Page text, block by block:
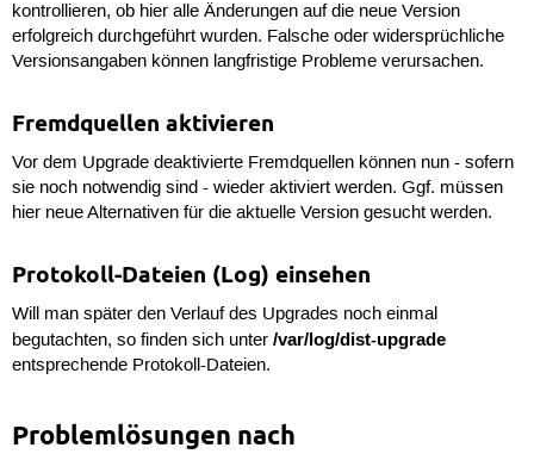
kontrollieren, ob hier alle Änderungen auf die neue Version
erfolgreich durchgeführt wurden. Falsche oder widersprüchliche
Versionsangaben können langfristige Probleme verursachen.
Fremdquellen aktivieren
Vor dem Upgrade deaktivierte Fremdquellen können nun - sofern
sie noch notwendig sind - wieder aktiviert werden. Ggf. müssen
hier neue Alternativen für die aktuelle Version gesucht werden.
Protokoll-Dateien (Log) einsehen
Will man später den Verlauf des Upgrades noch einmal
begutachten, so finden sich unter /var/log/dist-upgrade
entsprechende Protokoll-Dateien.
Problemlösungen nach